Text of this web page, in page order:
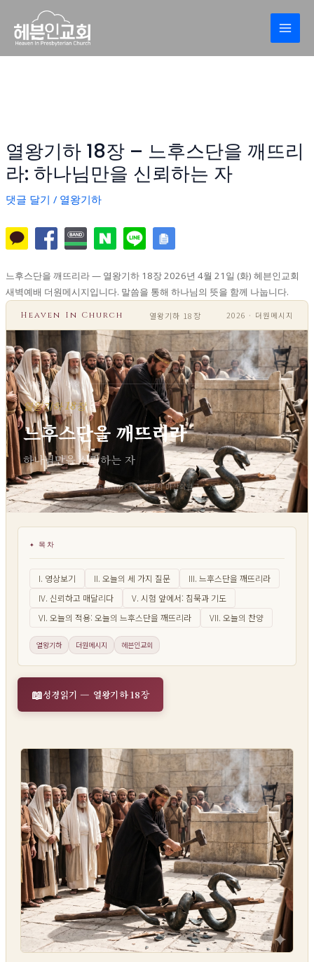
로
열왕기하 18장 – 느후스단을 깨뜨리
라: 하나님만을 신뢰하는 자
댓글 달기 / 열왕기하
느후스단을 깨뜨리라 — 열왕기하 18장 2026년 4월 21일 (화) 헤븐인교회
새벽예배 더원메시지입니다. 말씀을 통해 하나님의 뜻을 함께 나눕니다.
Heaven In Church 열왕기하 18장 2026 · 더원메시지
열왕기하 18장
열왕기하 18장
느후스단을 깨뜨리라
하나님만을 신뢰하는 자
헤븐인교회 · Heaven In Church · 창원시 마산회원구 · 2026년 4월 21일 (화)
목차
I. 영상보기 II. 오늘의 세 가지 질문
III. 느후스단을 깨뜨리라
IV. 신뢰하고 매달리다
V. 시험 앞에서: 침묵과 기도
VI. 오늘의 적용: 오늘의 느후스단을 깨뜨리라
VII. 오늘의 찬양
열왕기하 더원메시지 헤븐인교회
성경읽기 — 열왕기하 18장
Post
navigation